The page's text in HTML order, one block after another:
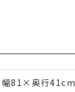
幅81×奥行41cm